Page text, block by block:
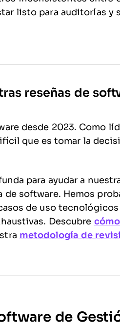
listo para auditorías y
reseñas de
desde 2023. Como
que es tomar la
para ayudar a
software. Hemos
de uso
Descubre cómo
metodología de
de